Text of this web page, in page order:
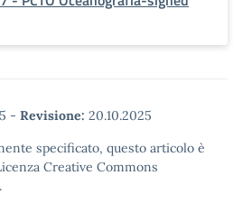
- Revisione: 20.10.2025
specificato, questo articolo è
Creative Commons